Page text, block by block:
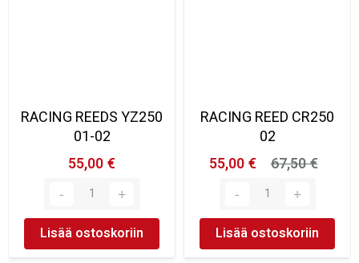
RACING REEDS YZ250
01-02
55,00 €
Lisää ostoskoriin
RACING REED CR250
02
55,00 €
67,50 €
Lisää ostoskoriin